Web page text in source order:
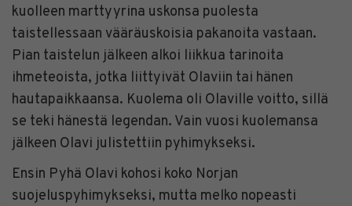
kuolleen marttyyrina uskonsa puolesta
taistellessaan vääräuskoisia pakanoita vastaan.
Pian taistelun jälkeen alkoi liikkua tarinoita
ihmeteoista, jotka liittyivät Olaviin tai hänen
hautapaikkaansa. Kuolema oli Olaville voitto, sillä
se teki hänestä legendan. Vain vuosi kuolemansa
jälkeen Olavi julistettiin pyhimykseksi.
Ensin Pyhä Olavi kohosi koko Norjan
suojeluspyhimykseksi, mutta melko nopeasti